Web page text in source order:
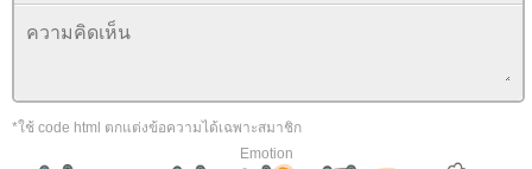
*ใช้ code html ตกแต่งข้อความได้เฉพาะสมาชิก
Emotion